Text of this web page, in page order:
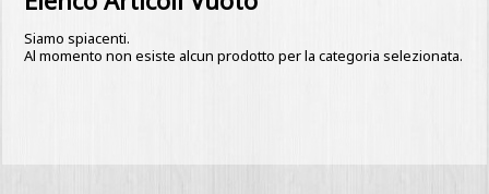
Siamo spiacenti.
Al momento non esiste alcun prodotto per la categoria selezionata.